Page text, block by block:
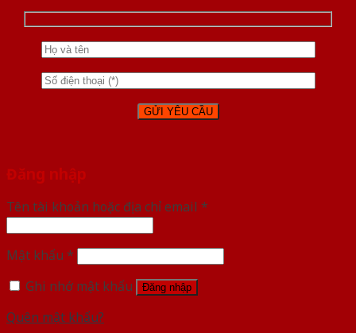
Đăng nhập
Tên tài khoản hoặc địa chỉ email *
Mật khẩu *
Ghi nhớ mật khẩu
Đăng nhập
Quên mật khẩu?